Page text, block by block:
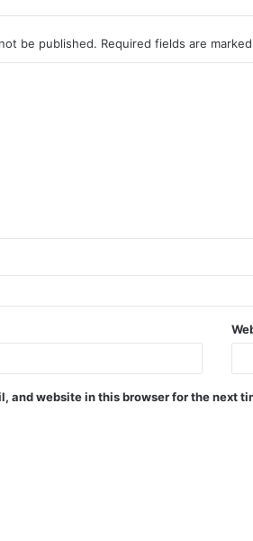
be published. Required fields are marked
and website in this browser for the next